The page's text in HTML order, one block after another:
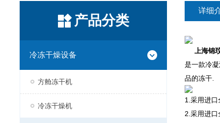
产品分类
冷冻干燥设备
方舱冻干机
冷冻干燥机
详细
上海锦
是一款冷
品的冻干.
1.采用进
2.采用进